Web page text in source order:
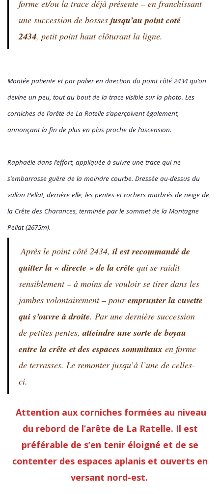
forme et/ou la trace déjà présente – en franchissant
une succession de bosses jusqu’au point coté
2434, petit point haut clôturant la ligne.
Montée patiente et par palier en direction du point côté 2434 qu’on
devine un peu, tout au bout de la trace visible sur la photo. Les
corniches de l’arête de La Ratelle s’aperçoivent également,
annonçant la fin de plus en plus proche de l’ascension.
Raphaèle dans l’effort, appliquée à suivre une trace qui ne
s’embarrasse guère de la moindre courbe. Dressée au-dessus du
vallon Pellat, derrière elle, les pentes et rochers marbrés de neige de
la Crête des Charances, terminée par le sommet de la Montagne
Pellat (2675m).
Après le point côté 2434, il est recommandé de
quitter la « directe » de la crête qui se raidit
sensiblement – à moins de vouloir se tirer dans les
jambes volontairement – pouremprunter la cuvette
qui s’ouvre à droite. Par une dernière succession
de petites pentes,atteindre une sorte de boyau
entre la crête et des espaces sommitaux en forme
de terrasses. Le remonter jusqu’à l’une de celles-
ci.
Attention aux corniches formées au niveau
du rebord de l’arête de La Ratelle. Il est
préférable de s’en tenir éloigné et de se
contenter des espaces aplanis et ouverts en
versant nord-est.